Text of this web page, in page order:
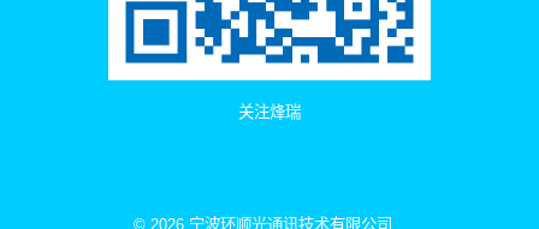
关注烽瑞
© 2026 宁波环顺光通讯技术有限公司